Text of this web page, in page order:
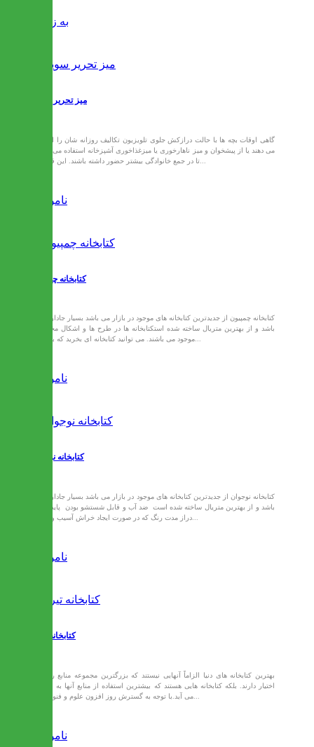
به زودی
میز تحریر سوین
گاهی اوقات بچه ها با حالت درازکش جلوی تلویزیون تکالیف روزانه شان را انجام
می دهند یا از پیشخوان و میز ناهارخوری یا میزغذاخوری آشپزخانه استفاده می کنند
ناموجود
کتابخانه چمپیون
کتابخانه چمپیون از جدیدترین کتابخانه های موجود در بازار می باشد بسیار جادار می
باشد و از بهترین متریال ساخته شده استکتابخانه ها در طرح ها و اشکال مختلف
موجود می باشند. می توانید کتابخانه ای بخرید که بلندی...
ناموجود
کتابخانه نوجوان
کتابخانه نوجوان از جدیدترین کتابخانه های موجود در بازار می باشد بسیار جادار می
باشد و از بهترین متریال ساخته شده است ضد آب و قابل شستشو بودن پایداری
دراز مدت رنگ که در صورت ایجاد خراش آسیب وارده...
ناموجود
کتابخانه تیرج
بهترین کتابخانه های دنیا الزاماً آنهایی نیستند که بزرگترین مجموعه منابع را در
اختیار دارند. بلکه کتابخانه هایی هستند که بیشترین استفاده از منابع آنها به عمل
ناموجود